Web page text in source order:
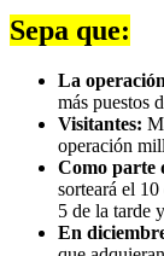
44
seconds
Sepa que:
La
más puestos
Visitantes:
operación
Como parte
sorteará el
5 de la tarde
En